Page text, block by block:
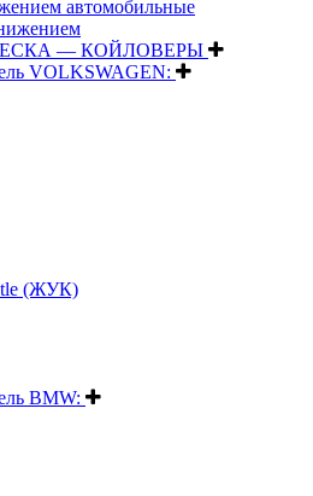
автомобильные
— КОЙЛОВЕРЫ
VOLKSWAGEN:
(ЖУК)
BMW: